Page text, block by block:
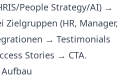
People Strategy/AI) →
Zielgruppen (HR, Manager,
→ Testimonials
Stories → CTA.